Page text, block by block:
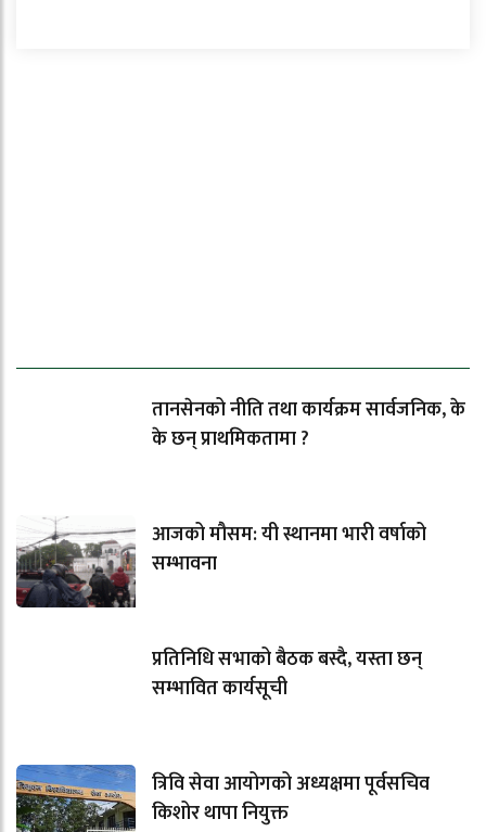
तानसेनको नीति तथा कार्यक्रम सार्वजनिक, के
के छन् प्राथमिकतामा ?
आजको मौसम: यी स्थानमा भारी वर्षाको
सम्भावना
प्रतिनिधि सभाको बैठक बस्दै, यस्ता छन्
सम्भावित कार्यसूची
त्रिवि सेवा आयोगको अध्यक्षमा पूर्वसचिव
किशोर थापा नियुक्त